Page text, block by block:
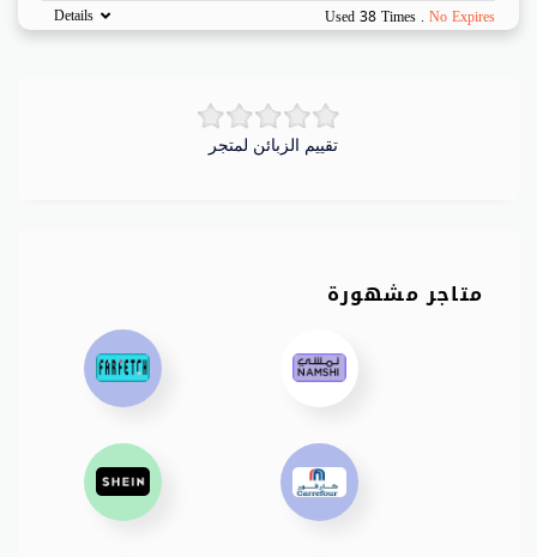
Used 38 Times . No Expires
Details
تقييم الزبائن لمتجر
متاجر مشهورة